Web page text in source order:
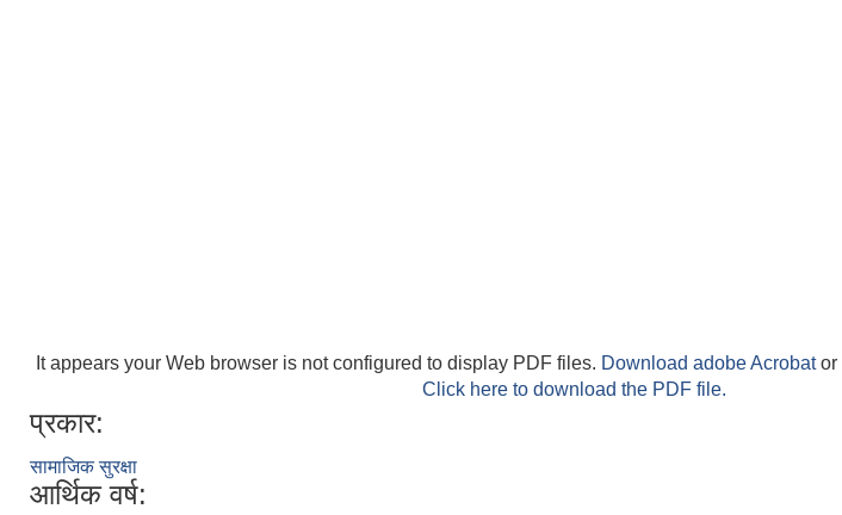
It appears your Web browser is not configured to display PDF files. Download adobe Acrobator
Click here to download the PDF file.
प्रकार:
सामाजिक सुरक्षा
आर्थिक वर्ष: